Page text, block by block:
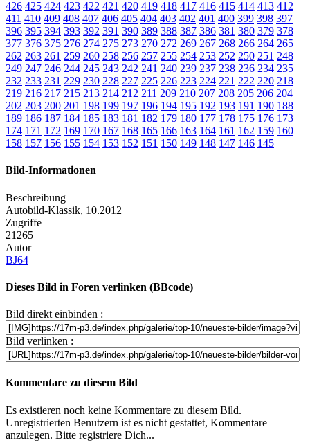
426 425 424 423 422 421 420 419 418 417 416 415 414 413 412
411 410 409 408 407 406 405 404 403 402 401 400 399 398 397
396 395 394 393 392 391 390 389 388 387 386 381 380 379 378
377 376 375 276 274 275 273 270 272 269 267 268 266 264 265
262 263 261 259 260 258 256 257 255 254 253 252 250 251 248
249 247 246 244 245 243 242 241 240 239 237 238 236 234 235
232 233 231 229 230 228 227 225 226 223 224 221 222 220 218
219 216 217 215 213 214 212 211 209 210 207 208 205 206 204
202 203 200 201 198 199 197 196 194 195 192 193 191 190 188
189 186 187 184 185 183 181 182 179 180 177 178 175 176 173
174 171 172 169 170 167 168 165 166 163 164 161 162 159 160
158 157 156 155 154 153 152 151 150 149 148 147 146 145
Bild-Informationen
Beschreibung
Autobild-Klassik, 10.2012
Zugriffe
21265
Autor
BJ64
Dieses Bild in Foren verlinken (BBcode)
Bild direkt einbinden :
Bild verlinken :
Kommentare zu diesem Bild
Es existieren noch keine Kommentare zu diesem Bild.
Unregistrierten Benutzern ist es nicht gestattet, Kommentare
anzulegen. Bitte registriere Dich...